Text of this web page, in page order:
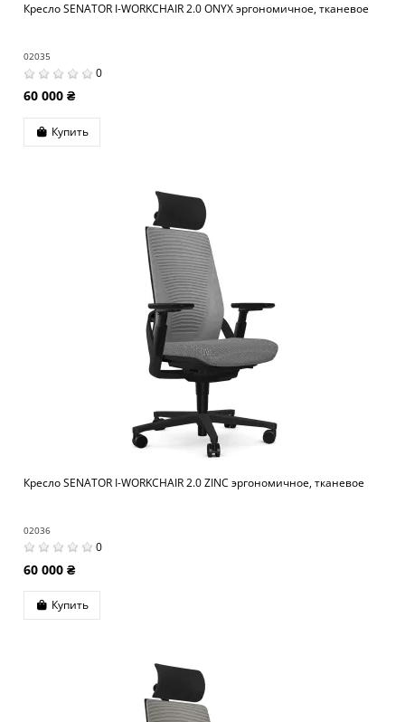
Кресло SENATOR I-WORKCHAIR 2.0 ONYX эргономичное, тканевое
02035
0
60 000 ₴
Купить
Кресло SENATOR I-WORKCHAIR 2.0 ZINC эргономичное, тканевое
02036
0
60 000 ₴
Купить